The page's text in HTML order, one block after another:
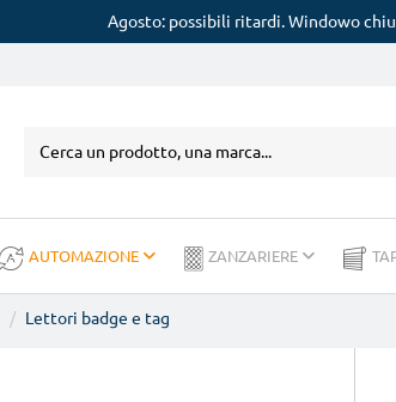
Agosto: possibili ritardi. Windowo
AUTOMAZIONE ZANZARIERE
Lettori badge e tag